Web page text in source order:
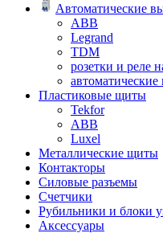
Автоматические
ABB
Legrand
TDM
розетки и реле
автоматические
Пластиковые щиты
Tekfor
ABB
Luxel
Металлические щиты
Контакторы
Силовые разъемы
Счетчики
Рубильники и блоки
Аксессуары